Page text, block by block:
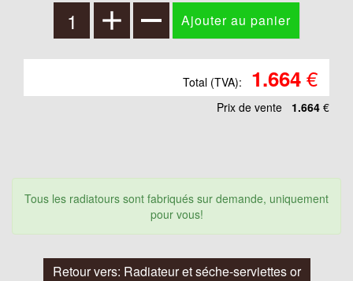
Total (TVA): 1.664€
Prix ​​de vente 1.664 €
Tous les radiatours sont fabriqués sur demande, uniquement
pour vous!
Retour vers: Radiateur et séche-serviettes or